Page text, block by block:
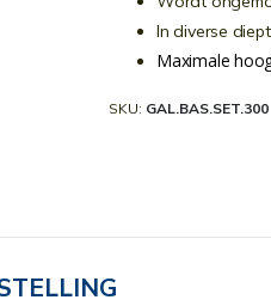
In diverse
Maximale
SKU GAL.BAS.SET.300